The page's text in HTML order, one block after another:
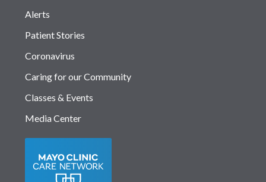
Alerts
Patient Stories
Coronavirus
Caring for our Community
Classes & Events
Media Center